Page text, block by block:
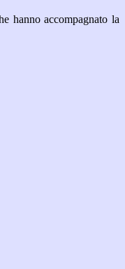
hanno accompagnato la